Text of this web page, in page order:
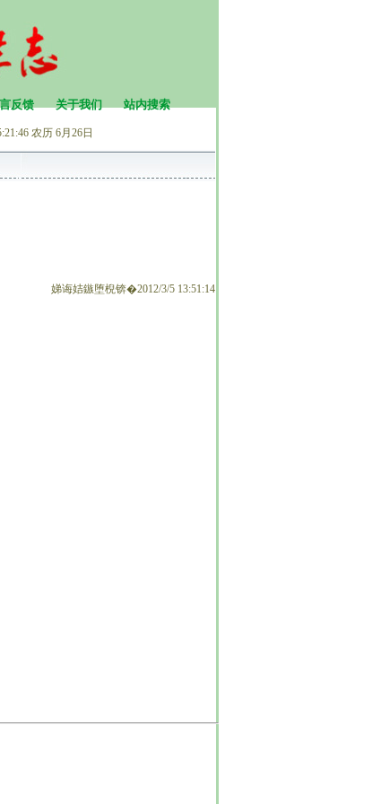
反馈 关于我们 站内搜索
农历 6月26日
娣诲姞鏃堕棿锛�2012/3/5 13:51:14